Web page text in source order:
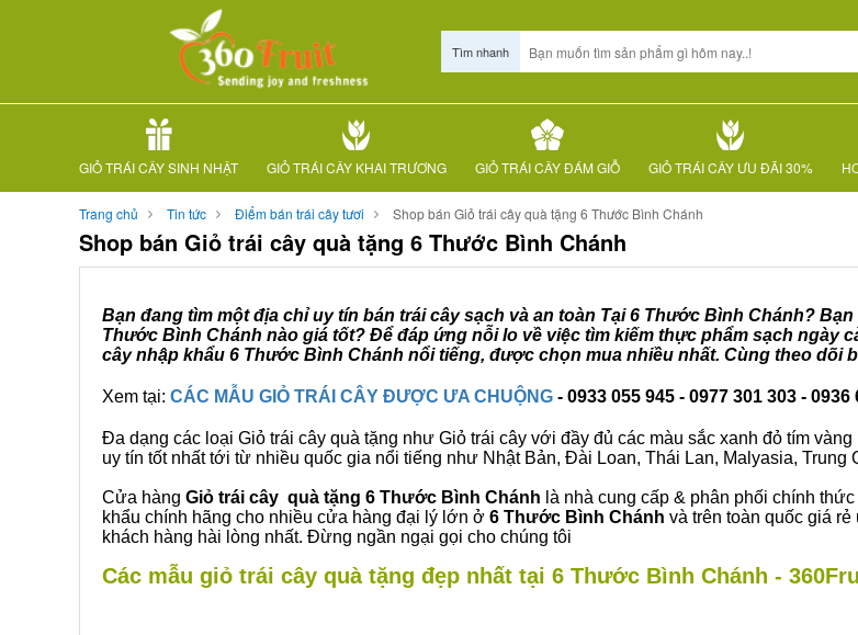
Tìm nhanh
GIỎ TRÁI CÂY SINH NHẬT GIỎ TRÁI CÂY KHAI TRƯƠNG GIỎ TRÁI CÂY ĐÁM GIỖ GIỎ TRÁI CÂY ƯU ĐÃI 30%
Trang chủ Tin tức Điểm bán trái cây tươi Shop bán Giỏ trái cây quà tặng 6 Thước Bình Chánh
Shop bán Giỏ trái cây quà tặng 6 Thước Bình Chánh
Bạn đang tìm một địa chỉ uy tín bán trái cây sạch và an toàn Tại 6 Thước Bình Chánh?
Thước Bình Chánh nào giá tốt? Để đáp ứng nỗi lo về việc tìm kiếm thực phẩm sạch ngày
cây nhập khẩu 6 Thước Bình Chánh nổi tiếng, được chọn mua nhiều nhất. Cùng theo dõi
Xem tại: CÁC MẪU GIỎ TRÁI CÂY ĐƯỢC ƯA CHUỘNG - 0933 055 945 - 0977 301 303 - 0936
Đa dạng các loại Giỏ trái cây quà tặng như Giỏ trái cây với đầy đủ các màu sắc xanh đỏ tím
uy tín tốt nhất tới từ nhiều quốc gia nổi tiếng như Nhật Bản, Đài Loan, Thái Lan, Malyasia, Trung
Cửa hàng Giỏ trái cây quà tặng 6 Thước Bình Chánh là nhà cung cấp & phân phối chính
khẩu chính hãng cho nhiều cửa hàng đại lý lớn ở 6 Thước Bình Chánh và trên toàn quốc giá
khách hàng hài lòng nhất. Đừng ngần ngại gọi cho chúng tôi
Các mẫu giỏ trái cây quà tặng đẹp nhất tại 6 Thước Bình Chánh -